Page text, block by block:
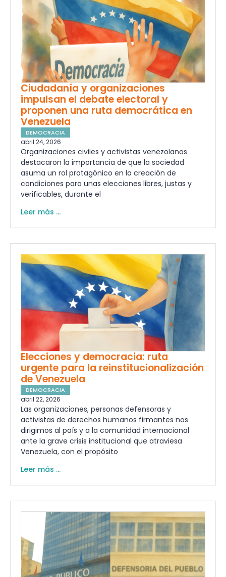
Ciudadanía y organizaciones
impulsan el debate electoral y
proponen una ruta democrática en
Venezuela
DEMOCRACIA
abril 24, 2026
Organizaciones civiles y activistas venezolanos
destacaron la importancia de que la sociedad
asuma un rol protagónico en la creación de
condiciones para unas elecciones libres, justas y
verificables, durante el
Leer más ...
Elecciones y democracia: ruta
urgente para la reinstitucionalización
de Venezuela
DEMOCRACIA
abril 22, 2026
Las organizaciones, personas defensoras y
activistas de derechos humanos firmantes nos
dirigimos al país y a la comunidad internacional
ante la grave crisis institucional que atraviesa
Venezuela, con el propósito
Leer más ...